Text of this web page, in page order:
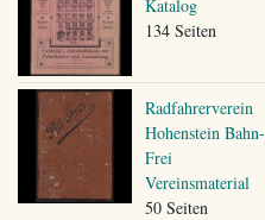
Katalog
134 Seiten
Radfahrerverein
Hohenstein Bahn-
Frei
Vereinsmaterial
50 Seiten